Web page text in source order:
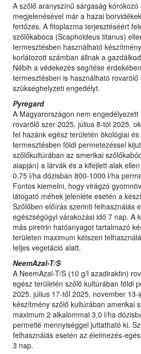
A szőlő aranyszínű sárgaság
megjelenésével már a hazai
fertőzés. A fitoplazma terjesztéséért
szőlőkabóca (Scaphoideus titanus)
termesztésben használható
korlátozott számban állnak a
Nébih a védekezés segítése
termesztésben is használható
szükséghelyzeti engedélyt.
Pyregard
A Magyarországon nem
rovarölő szer 2025. július 8-tól 2025.
fel hazánk egész területén ökológiai
termesztésben földi permetezéssel
szőlőkultúrában az amerikai
alapján) a lárvák és a kifejlett alak
0,75 l/ha dózisban 800-1000 l/ha
Fontos kiemelni, hogy virágzó
látogató méhek jelenléte esetén a
Szőlőben előírás szerinti felhasználás
egészségügyi várakozási idő 7 nap. A
más piretrin hatóanyagot tartalmazó
területen maximum kétszeri
teljes vegetáció alatt.
NeemAzal-T/S
A NeemAzal-T/S (10 g/l azadiraktin)
egész területén szőlő kultúrában földi
2025. július 17-től 2025. november
készítmény szőlő kultúrában amerikai
maximum 2 alkalommal 3,0 l/ha
permetlé mennyiséggel juttatható ki.
felhasználás esetén az élelmezés-
3 nap.